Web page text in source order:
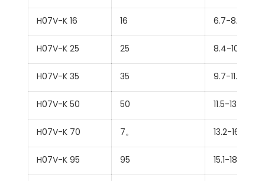
H07V-K 16 16 6.7-8.1
H07V-K 25 25 8.4-10.2
H07V-K 35 35 9.7-11.7
H07V-K 50 50 11.5-13.9
H07V-K 70 7。 13.2-16
H07V-K 95 95 15.1-18.2